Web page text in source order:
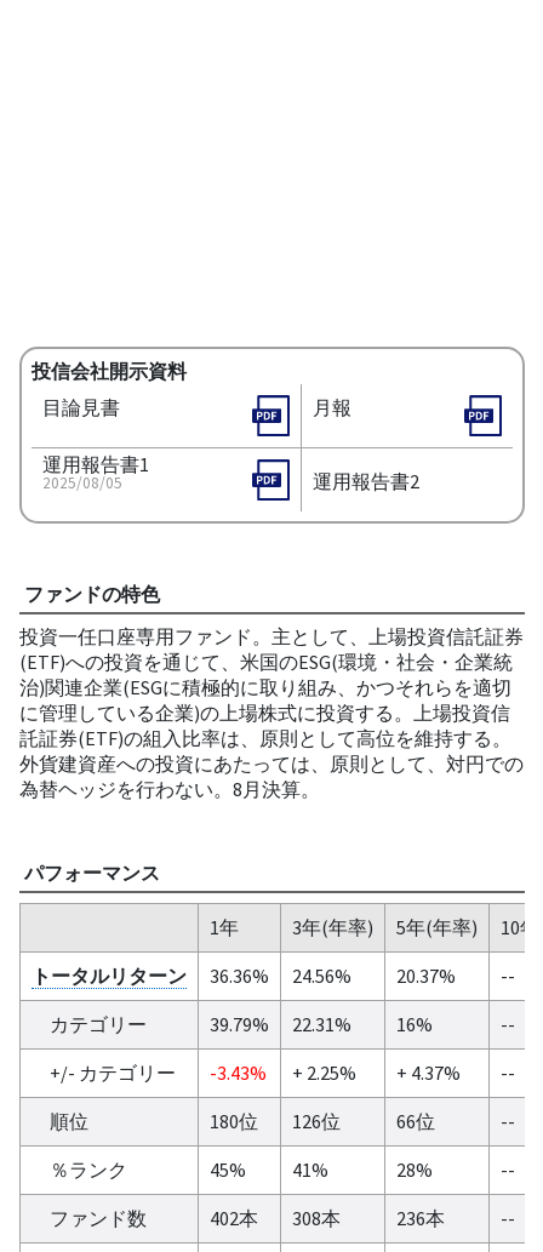
投信会社開示資料
目論見書
月報
運用報告書1
2025/08/05 運用報告書2
ファンドの特色
投資一任口座専用ファンド。主として、上場投資信託証券
(ETF)への投資を通じて、米国のESG(環境・社会・企業統
治)関連企業(ESGに積極的に取り組み、かつそれらを適切
に管理している企業)の上場株式に投資する。上場投資信
託証券(ETF)の組入比率は、原則として高位を維持する。
外貨建資産への投資にあたっては、原則として、対円での
為替ヘッジを行わない。8月決算。
パフォーマンス
1年 3年(年率) 5年(年率)
10
トータルリターン
36.36% 24.56% 20.37%
--
カテゴリー
39.79% 22.31% 16%
--
+/- カテゴリー
-3.43% + 2.25% + 4.37%
--
順位
180位 126位 66位
--
％ランク
45% 41% 28%
--
ファンド数
402本 308本 236本
--